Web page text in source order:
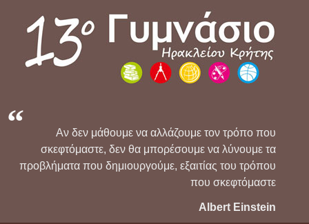
Αν δεν μάθουμε να αλλάζουμε τον τρόπο που
σκεφτόμαστε, δεν θα μπορέσουμε να λύνουμε τα
προβλήματα που δημιουργούμε, εξαιτίας του τρόπου
που σκεφτόμαστε
Albert Einstein